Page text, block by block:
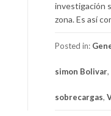
investigación
zona. Es así
Posted in:
simon Bolivar,
sobrecargas,